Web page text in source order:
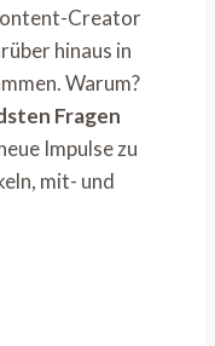
Creator
hinaus in
Warum?
Fragen
Impulse zu
mit- und